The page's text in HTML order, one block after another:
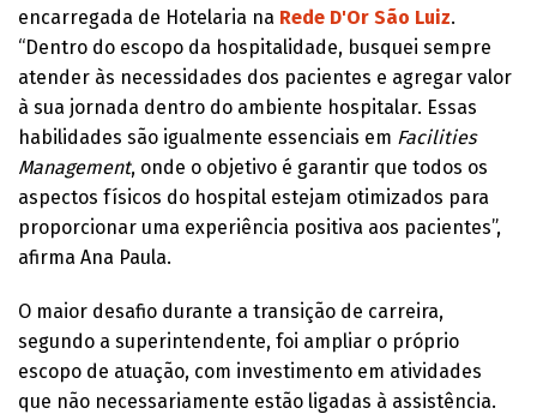
encarregada de Hotelaria na Rede D'Or São Luiz.
“Dentro do escopo da hospitalidade, busquei sempre
atender às necessidades dos pacientes e agregar valor
à sua jornada dentro do ambiente hospitalar. Essas
habilidades são igualmente essenciais em Facilities
Management, onde o objetivo é garantir que todos os
aspectos físicos do hospital estejam otimizados para
proporcionar uma experiência positiva aos pacientes”,
afirma Ana Paula.
O maior desafio durante a transição de carreira,
segundo a superintendente, foi ampliar o próprio
escopo de atuação, com investimento em atividades
que não necessariamente estão ligadas à assistência.